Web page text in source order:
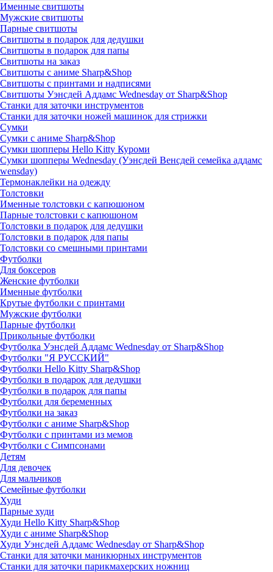
Именные свитшоты
Мужские свитшоты
Парные свитшоты
Свитшоты в подарок для дедушки
Свитшоты в подарок для папы
Свитшоты на заказ
Свитшоты с аниме Sharp&Shop
Свитшоты с принтами и надписями
Свитшоты Уэнсдей Аддамс Wednesday от Sharp&Shop
Станки для заточки инструментов
Станки для заточки ножей машинок для стрижки
Сумки
Сумки с аниме Sharp&Shop
Сумки шопперы Hello Kitty Куроми
Сумки шопперы Wednesday (Уэнсдей Венсдей семейка аддамс
wensday)
Термонаклейки на одежду
Толстовки
Именные толстовки с капюшоном
Парные толстовки с капюшоном
Толстовки в подарок для дедушки
Толстовки в подарок для папы
Толстовки со смешными принтами
Футболки
Для боксеров
Женские футболки
Именные футболки
Крутые футболки с принтами
Мужские футболки
Парные футболки
Прикольные футболки
Футболка Уэнсдей Аддамс Wednesday от Sharp&Shop
Футболки "Я РУССКИЙ"
Футболки Hello Kitty Sharp&Shop
Футболки в подарок для дедушки
Футболки в подарок для папы
Футболки для беременных
Футболки на заказ
Футболки с аниме Sharp&Shop
Футболки с принтами из мемов
Футболки с Симпсонами
Детям
Для девочек
Для мальчиков
Семейные футболки
Худи
Парные худи
Худи Hello Kitty Sharp&Shop
Худи с аниме Sharp&Shop
Худи Уэнсдей Аддамс Wednesday от Sharp&Shop
Станки для заточки маникюрных инструментов
Станки для заточки парикмахерских ножниц